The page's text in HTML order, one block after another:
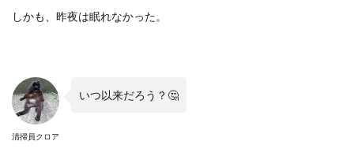
しかも、昨夜は眠れなかった。
清掃員クロア
いつ以来だろう？🤔